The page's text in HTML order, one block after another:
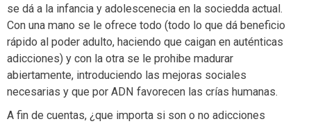
se dá a la infancia y adolescenecia en la sociedda actual.
Con una mano se le ofrece todo (todo lo que dá beneficio
rápido al poder adulto, haciendo que caigan en auténticas
adicciones) y con la otra se le prohibe madurar
abiertamente, introduciendo las mejoras sociales
necesarias y que por ADN favorecen las crías humanas.
A fin de cuentas, ¿que importa si son o no adicciones